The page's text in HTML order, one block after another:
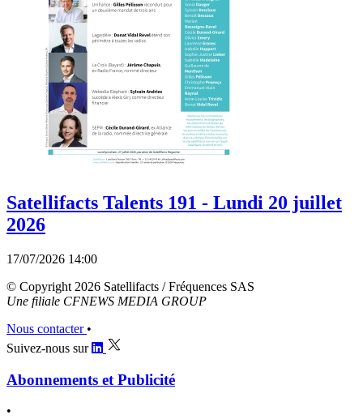
Satellifacts Talents 191 - Lundi 20 juillet
2026
17/07/2026 14:00
© Copyright 2026 Satellifacts / Fréquences SAS
Une filiale CFNEWS MEDIA GROUP
Nous contacter •
Suivez-nous sur
Abonnements et Publicité
•